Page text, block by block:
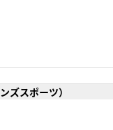
ズスポーツ）